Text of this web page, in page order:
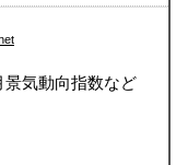
気動向指数など